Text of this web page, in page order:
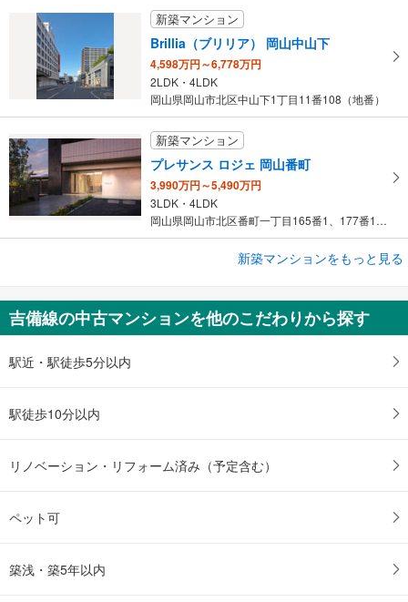
新築マンション
Brillia（ブリリア） 岡山中山下
4,598万円～6,778万円
2LDK・4LDK
岡山県岡山市北区中山下1丁目11番108（地番）
新築マンション
プレサンス ロジェ 岡山番町
3,990万円～5,490万円
3LDK・4LDK
岡山県岡山市北区番町一丁目165番1、177番1（地番）
新築マンション
3,699万円～4,299万円
2LDK
新築マンションをもっと見る
吉備線の中古マンションを他のこだわりから探す
駅近・駅徒歩5分以内
駅徒歩10分以内
リノベーション・リフォーム済み（予定含む）
ペット可
築浅・築5年以内